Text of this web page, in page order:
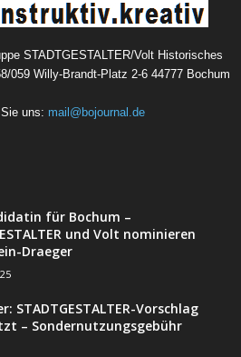
STADTGESTALTER/Volt Historisches
059 Willy-Brandt-Platz 2-6 44777 Bochum
uns: mail@bojournal.de
für Bochum –
und Volt nominieren
Draeger
STADTGESTALTER-Vorschlag
– Sondernutzungsgebühr